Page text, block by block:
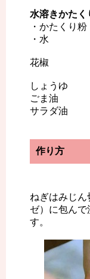
水溶きかたく
・かたくり
・水
花椒
しょうゆ
ごま油
サラダ油
作り方
ねぎはみじ
ゼ）に包んで
す。